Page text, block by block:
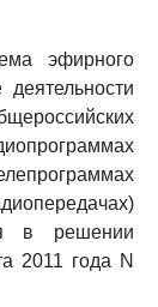
эфирного
в решении
2011 года N